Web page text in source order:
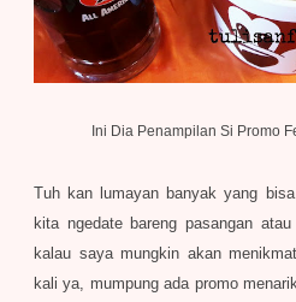
Ini Dia Penampilan Si Promo
Tuh kan lumayan banyak yang
kita ngedate bareng pasangan
kalau saya mungkin akan
kali ya, mumpung ada promo